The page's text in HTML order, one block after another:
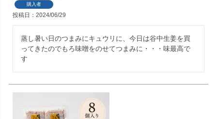
購入者
投稿日 2024/06/29
蒸し暑い日のつまみにキュウリに、今日は谷中生姜を買
ってきたのでもろ味噌をのせてつまみに・・・味最高で
す